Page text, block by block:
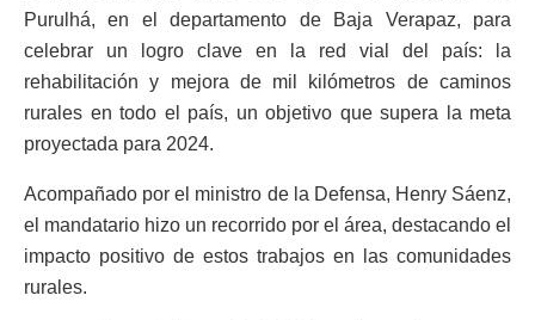
Purulhá, en el departamento de Baja Verapaz, para
celebrar un logro clave en la red vial del país: la
rehabilitación y mejora de mil kilómetros de caminos
rurales en todo el país, un objetivo que supera la meta
proyectada para 2024.
Acompañado por el ministro de la Defensa, Henry Sáenz,
el mandatario hizo un recorrido por el área, destacando el
impacto positivo de estos trabajos en las comunidades
rurales.